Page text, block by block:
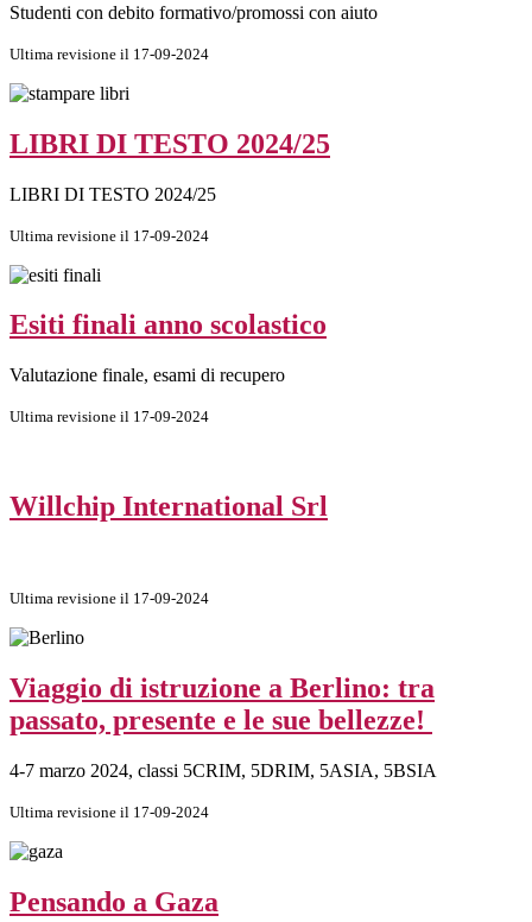
Studenti con debito formativo/promossi con aiuto
Ultima revisione il 17-09-2024
LIBRI DI TESTO 2024/25
LIBRI DI TESTO 2024/25
Ultima revisione il 17-09-2024
Esiti finali anno scolastico
Valutazione finale, esami di recupero
Ultima revisione il 17-09-2024
Willchip International Srl
Ultima revisione il 17-09-2024
Viaggio di istruzione a Berlino: tra
passato, presente e le sue bellezze!
4-7 marzo 2024, classi 5CRIM, 5DRIM, 5ASIA, 5BSIA
Ultima revisione il 17-09-2024
Pensando a Gaza